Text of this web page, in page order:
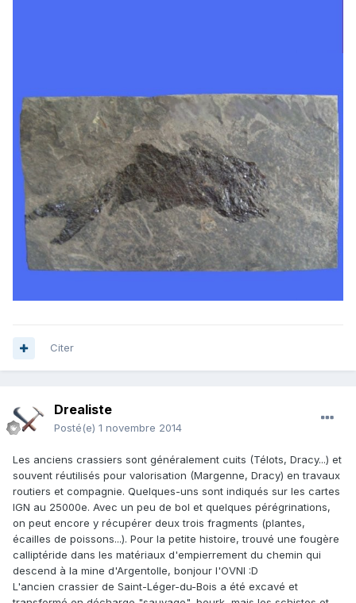
Citer
Drealiste
Posté(e) 1 novembre 2014
Les anciens crassiers sont généralement cuits (Télots, Dracy...) et
souvent réutilisés pour valorisation (Margenne, Dracy) en travaux
routiers et compagnie. Quelques-uns sont indiqués sur les cartes
IGN au 25000e. Avec un peu de bol et quelques pérégrinations,
on peut encore y récupérer deux trois fragments (plantes,
écailles de poissons...). Pour la petite histoire, trouvé une fougère
calliptéride dans les matériaux d'empierrement du chemin qui
descend à la mine d'Argentolle, bonjour l'OVNI :D
L'ancien crassier de Saint-Léger-du-Bois a été excavé et